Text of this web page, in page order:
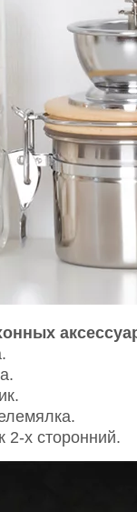
2-х сторонний.